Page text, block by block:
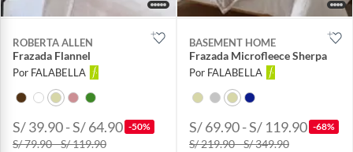
ROBERTA ALLEN
Frazada Flannel
Por FALABELLA
S/ 39.90 - S/ 64.90 -50%
S/ 79.90 - S/ 119.90
BASEMENT HOME
Frazada Microfleece Sherpa
Por FALABELLA
S/ 69.90 - S/ 119.90 -68%
S/ 219.90 - S/ 349.90